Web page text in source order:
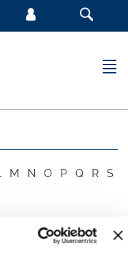
M N O P Q R S